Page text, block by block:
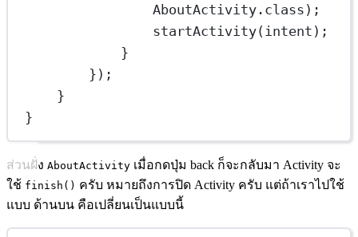
AboutActivity.class);
startActivity(intent);
}
});
}
}
ส่วนฝั่ง AboutActivity เมื่อกดปุ่ม back ก็จะกลับมา Activity จะ
ใช้ finish() ครับ หมายถึงการปิด Activity ครับ แต่ถ้าเราไปใช้
แบบ ด้านบน คือเปลี่ยนเป็นแบบนี้